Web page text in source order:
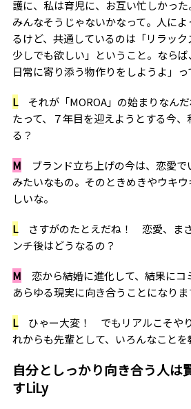
護に、私は育児に、お互い忙しかっ
みんなそうじゃないかなって。人に
るけど、共通しているのは「リラッ
少しでも欲しい」ということ。ならば
日常に寄り添う物作りをしようよ」っ
Lそれが「MOROA」の始まりなん
たって、７年目を迎えようとする今
る？
M ブランド立ち上げの今は、恋愛で
みたいなもの。そのときめきやウキ
しいな。
Lさすがのたとえだね！ 恋愛、まさ
ンチ後はどうなるの？
M 恋から結婚に進化して、結果にコ
あらゆる現実に向き合うことになりま
Lひゃー大変！ でもリアルこそやり
れからも先輩として、いろんなことを
自分としっかり向き合う人は
す――LiLy